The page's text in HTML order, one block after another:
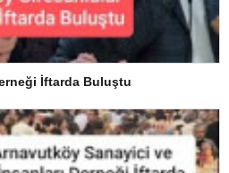
İftarda Buluştu